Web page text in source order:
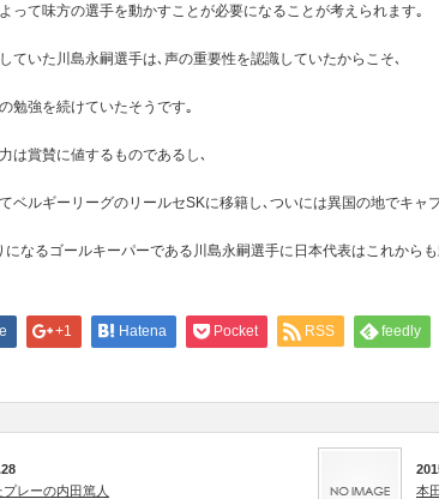
って味方の選手を動かすことが必要になることが考えられます｡
ていた川島永嗣選手は､声の重要性を認識していたからこそ､
勉強を続けていたそうです｡
は賞賛に値するものであるし､
ベルギーリーグのリールセSKに移籍し､ついには異国の地でキャ
になるゴールキーパーである川島永嗣選手に日本代表はこれから
+1 Hatena Pocket RSS feedly
レーの内田篤人
本